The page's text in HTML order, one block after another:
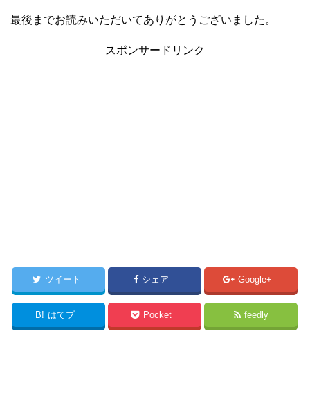
最後までお読みいただいてありがとうございました。
スポンサードリンク
ツイート シェア Google+
B! はてブ Pocket feedly